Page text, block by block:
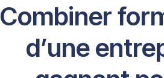
Combiner
d’une